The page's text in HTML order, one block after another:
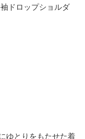
ドロップショルダ
ゆとりをもたせた着